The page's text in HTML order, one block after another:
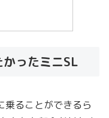
ったミニSL
乗ることができるら